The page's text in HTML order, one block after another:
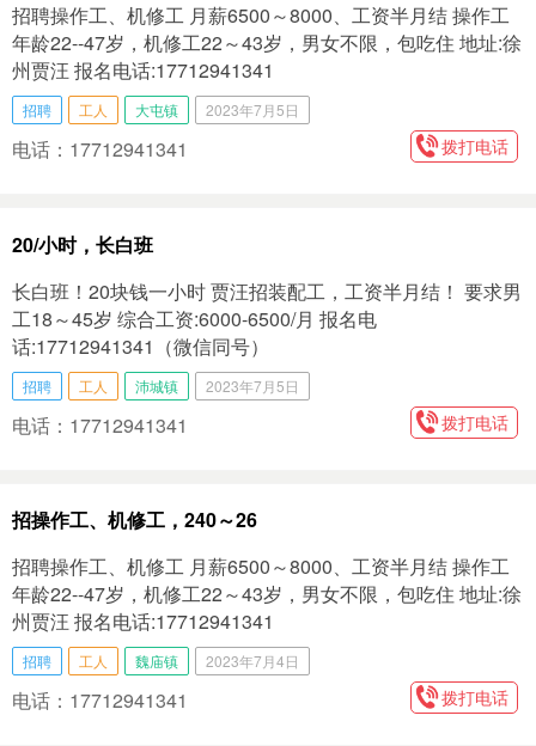
招聘操作工、机修工 月薪6500～8000、工资半月结 操作工
年龄22--47岁，机修工22～43岁，男女不限，包吃住 地址:徐
州贾汪 报名电话:17712941341
招聘 工人 大屯镇 2023年7月5日
电话：17712941341 拨打电话
20/小时，长白班
长白班！20块钱一小时 贾汪招装配工，工资半月结！ 要求男
工18～45岁 综合工资:6000-6500/月 报名电
话:17712941341（微信同号）
招聘 工人 沛城镇 2023年7月5日
电话：17712941341 拨打电话
招操作工、机修工，240～26
招聘操作工、机修工 月薪6500～8000、工资半月结 操作工
年龄22--47岁，机修工22～43岁，男女不限，包吃住 地址:徐
州贾汪 报名电话:17712941341
招聘 工人 魏庙镇 2023年7月4日
电话：17712941341 拨打电话